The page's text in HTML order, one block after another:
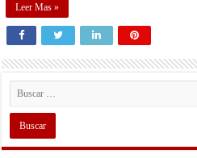
Leer Mas »